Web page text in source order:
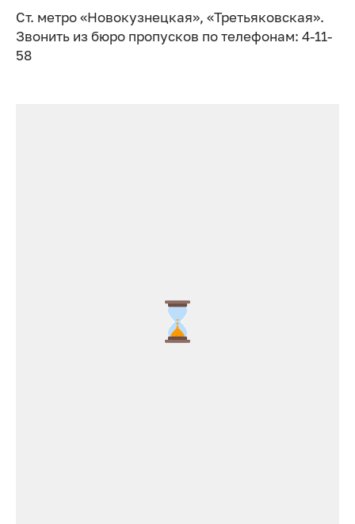
Ст. метро «Новокузнецкая», «Третьяковская».
Звонить из бюро пропусков по телефонам: 4-11-
58